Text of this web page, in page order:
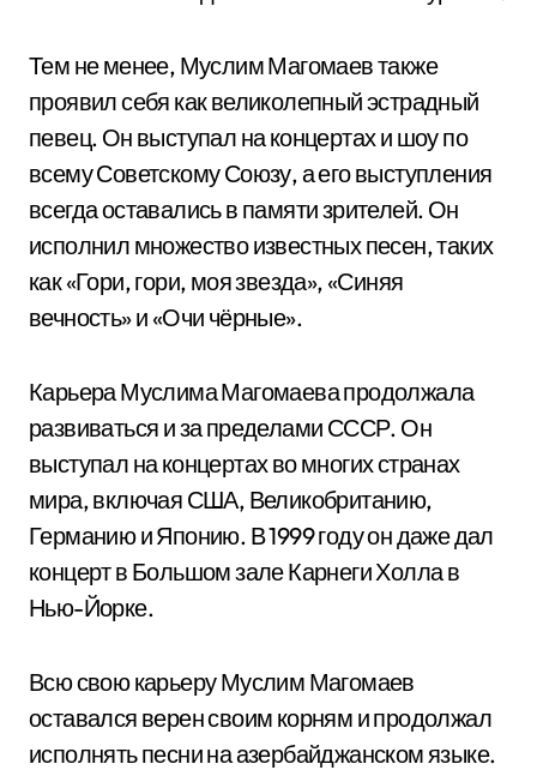
Тем не менее, Муслим Магомаев также
проявил себя как великолепный эстрадный
певец. Он выступал на концертах и шоу по
всему Советскому Союзу, а его выступления
всегда оставались в памяти зрителей. Он
исполнил множество известных песен, таких
как «Гори, гори, моя звезда», «Синяя
вечность» и «Очи чёрные».
Карьера Муслима Магомаева продолжала
развиваться и за пределами СССР. Он
выступал на концертах во многих странах
мира, включая США, Великобританию,
Германию и Японию. В 1999 году он даже дал
концерт в Большом зале Карнеги Холла в
Нью-Йорке.
Всю свою карьеру Муслим Магомаев
оставался верен своим корням и продолжал
исполнять песни на азербайджанском языке.